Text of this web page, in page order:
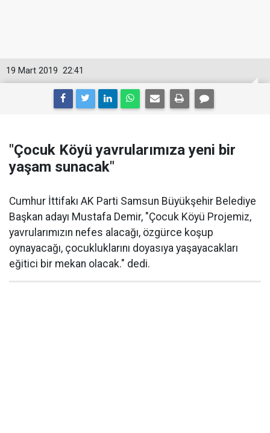
22:41
19 Mart 2019
"Çocuk Köyü yavrularımıza yeni bir
yaşam sunacak"
Cumhur İttifakı AK Parti Samsun Büyükşehir Belediye
Başkan adayı Mustafa Demir, "Çocuk Köyü Projemiz,
yavrularımızın nefes alacağı, özgürce koşup
oynayacağı, çocukluklarını doyasıya yaşayacakları
eğitici bir mekan olacak." dedi.